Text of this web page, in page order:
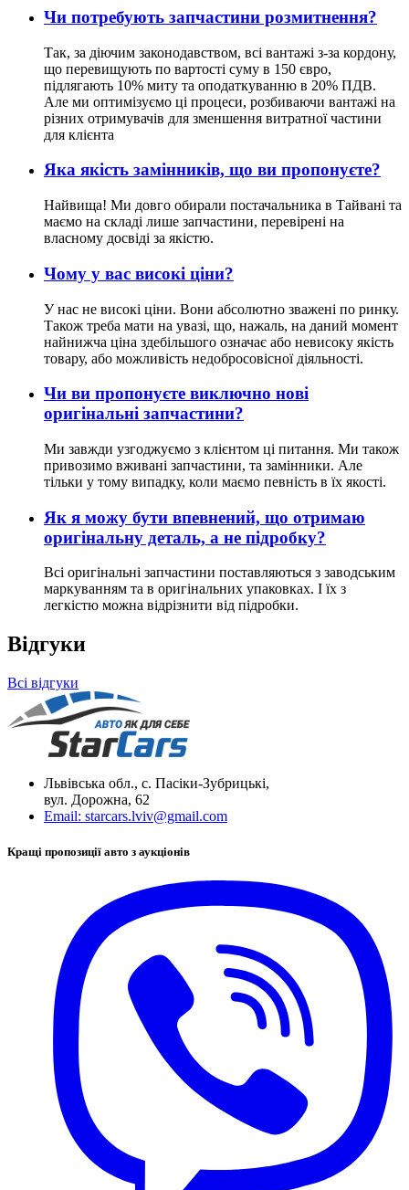
Чи потребують запчастини розмитнення?
Так, за діючим законодавством, всі вантажі з-за кордону,
що перевищують по вартості суму в 150 євро,
підлягають 10% миту та оподаткуванню в 20% ПДВ.
Але ми оптимізуємо ці процеси, розбиваючи вантажі на
різних отримувачів для зменшення витратної частини
для клієнта
Яка якість замінників, що ви пропонуєте?
Найвища! Ми довго обирали постачальника в Тайвані та
маємо на складі лише запчастини, перевірені на
власному досвіді за якістю.
Чому у вас високі ціни?
У нас не високі ціни. Вони абсолютно зважені по ринку.
Також треба мати на увазі, що, нажаль, на даний момент
найнижча ціна здебільшого означає або невисоку якість
товару, або можливість недобросовісної діяльності.
Чи ви пропонуєте виключно нові
оригінальні запчастини?
Ми завжди узгоджуємо з клієнтом ці питання. Ми також
привозимо вживані запчастини, та замінники. Але
тільки у тому випадку, коли маємо певність в їх якості.
Як я можу бути впевнений, що отримаю
оригінальну деталь, а не підробку?
Всі оригінальні запчастини поставляються з заводським
маркуванням та в оригінальних упаковках. І їх з
легкістю можна відрізнити від підробки.
Відгуки
Всі відгуки
Львівська обл., с. Пасіки-Зубрицькі,
вул. Дорожна, 62
Email: starcars.lviv@gmail.com
Кращі пропозиції авто з аукціонів